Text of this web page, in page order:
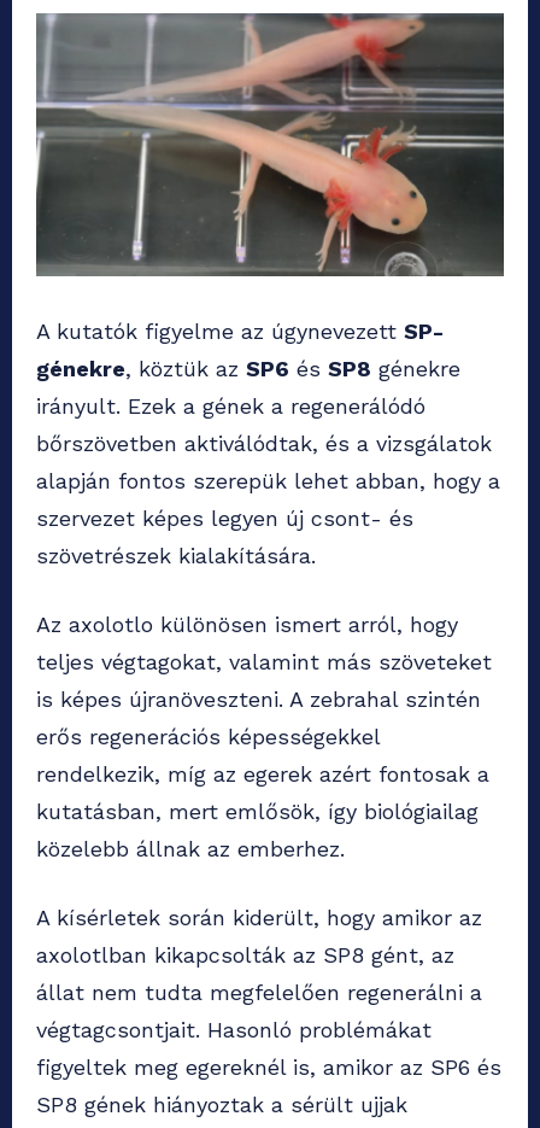
A kutatók figyelme az úgynevezett SP-
génekre, köztük az SP6 és SP8 génekre
irányult. Ezek a gének a regenerálódó
bőrszövetben aktiválódtak, és a vizsgálatok
alapján fontos szerepük lehet abban, hogy a
szervezet képes legyen új csont- és
szövetrészek kialakítására.
Az axolotlo különösen ismert arról, hogy
teljes végtagokat, valamint más szöveteket
is képes újranöveszteni. A zebrahal szintén
erős regenerációs képességekkel
rendelkezik, míg az egerek azért fontosak a
kutatásban, mert emlősök, így biológiailag
közelebb állnak az emberhez.
A kísérletek során kiderült, hogy amikor az
axolotlban kikapcsolták az SP8 gént, az
állat nem tudta megfelelően regenerálni a
végtagcsontjait. Hasonló problémákat
figyeltek meg egereknél is, amikor az SP6 és
SP8 gének hiányoztak a sérült ujjak